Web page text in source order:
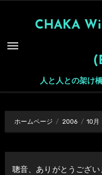
CHAKA
人と人との架け
ホームページ 2006 10月
聰音、ありがとうござい